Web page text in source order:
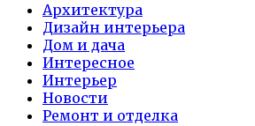
Архитектура
Дизайн интерьера
Дом и дача
Интересное
Интерьер
Новости
Ремонт и отделка